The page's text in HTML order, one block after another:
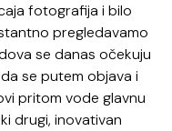
fotografija i bilo
pregledavamo
se danas očekuju
se putem objava i
pritom vode glavnu
drugi, inovativan